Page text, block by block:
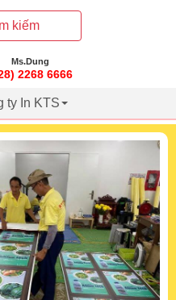
kiếm
Ms.Dung
2268 6666
ty In KTS